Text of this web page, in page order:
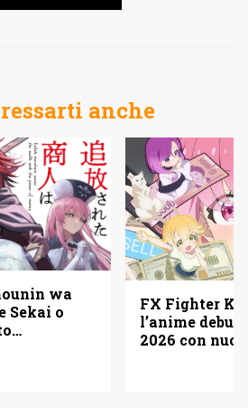
anche
wa
Sekai o
FX Fighter
l’anime
2026 con